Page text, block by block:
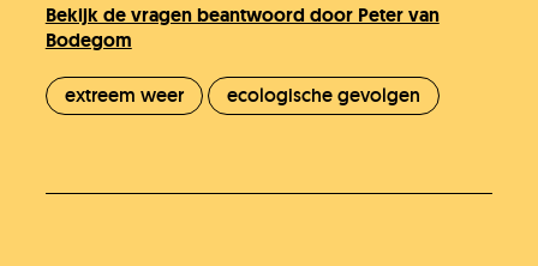
Bekijk de vragen beantwoord door Peter van
Bodegom
extreem weer ecologische gevolgen